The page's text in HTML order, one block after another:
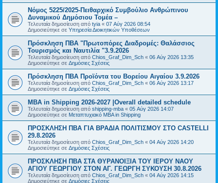
Νόμος 5225/2025-Πειθαρχικό Συμβούλιο Ανθρώπινου
Δυναμικού Δημόσιου Τομέα –
Τελευταία δημοσίευση από tyia « 07 Αύγ 2026 08:54
Δημοσιεύτηκε σε Υπηρεσία Διοικητικών Υποθέσεων
Πρόσκληση ΠΒΑ "Πρωτοπόρες Διαδρομές: Θαλάσσιος
Τουρισμός και Ναυτιλία "3.9.2026
Τελευταία δημοσίευση από Chios_Graf_Dim_Sch « 06 Αύγ 2026 13:35
Δημοσιεύτηκε σε Δημόσιες Σχέσεις
Πρόσκληση ΠΒΑ Προϊόντα του Βορείου Αιγαίου 3.9.2026
Τελευταία δημοσίευση από Chios_Graf_Dim_Sch « 06 Αύγ 2026 13:17
Δημοσιεύτηκε σε Δημόσιες Σχέσεις
MBA in Shipping 2026-2027 |Overall detailed schedule
Τελευταία δημοσίευση από shipping-mba « 05 Αύγ 2026 14:07
Δημοσιεύτηκε σε Μεταπτυχιακό MBA in Shipping
ΠΡΟΣΚΛΗΣΗ ΠΒΑ ΓΙΑ ΒΡΑΔΙΑ ΠΟΛΙΤΙΣΜΟΥ ΣΤΟ CASTELLI
29.8.2026
Τελευταία δημοσίευση από Chios_Graf_Dim_Sch « 04 Αύγ 2026 14:20
Δημοσιεύτηκε σε Δημόσιες Σχέσεις
ΠΡΟΣΚΛΗΣΗ ΠΒΑ ΣΤΑ ΘΥΡΑΝΟΙΞΙΑ ΤΟΥ ΙΕΡΟΥ ΝΑΟΥ
ΑΓΙΟΥ ΓΕΩΡΓΙΟΥ ΣΤΟΝ ΑΓ. ΓΕΩΡΓΗ ΣΥΚΟΥΣΗ 30.8.2026
Τελευταία δημοσίευση από Chios_Graf_Dim_Sch « 04 Αύγ 2026 14:15
Δημοσιεύτηκε σε Δημόσιες Σχέσεις